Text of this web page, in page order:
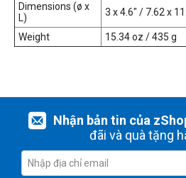
Dimensions (ø x
L)
3 x 4.6" / 7.62 x
Weight 15.34 oz / 435 g
Nhận bản tin của
đãi và quà tặng